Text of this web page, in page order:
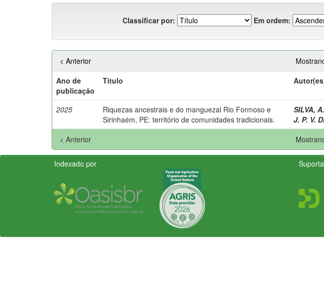
Classificar por: Em ordem:
< Anterior
Ano de
publicação
Título
2025
Riquezas ancestrais e do manguezal Rio Formoso e
Sirinhaém, PE: território de comunidades tradicionais.
SILVA,
J. P. V.
< Anterior
Indexado por